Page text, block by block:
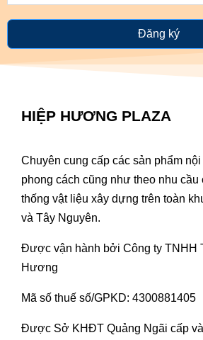
Đăng ký
HIỆP HƯƠNG PLAZA
Chuyên cung cấp các sản phẩm
phong cách cũng như theo nhu cầu
thống vật liệu xây dựng trên toàn
và Tây Nguyên.
Được vận hành bởi Công ty TNHH
Hương
Mã số thuế số/GPKD: 4300881405
Được Sở KHĐT Quảng Ngãi cấp